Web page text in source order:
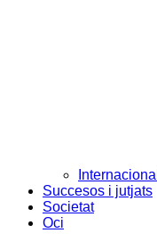
Internacional
Succesos i jutjats
Societat
Oci